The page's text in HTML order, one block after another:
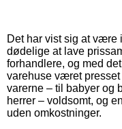
Det har vist sig at være
dødelige at lave
forhandlere, og med
varehuse været
varerne – til babyer og
herrer – voldsomt, og
uden omkostninger.